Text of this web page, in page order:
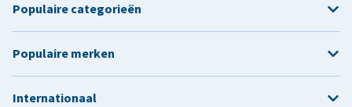
Populaire categorieën
Populaire merken
Internationaal